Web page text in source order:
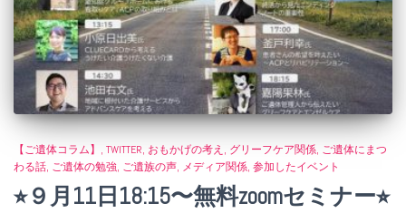
【ご遺体コラム】 TWITTER おもかげの考え グリーフケア関係 ご遺体にまつ
わる話 ご遺体の勉強 ご遺族の声 メディア関係 参加したイベント
⭐︎９月11日18:15〜無料zoomセミナー⭐︎